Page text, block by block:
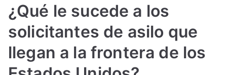
¿Qué le sucede a los
solicitantes de asilo que
llegan a la frontera de los